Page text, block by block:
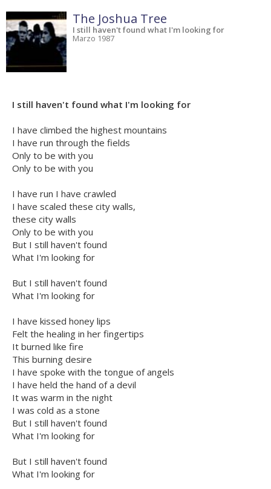
The Joshua Tree
I still haven't found what I'm looking for
Marzo 1987
I still haven't found what I'm looking for
I have climbed the highest mountains
I have run through the fields
Only to be with you
Only to be with you
I have run I have crawled
I have scaled these city walls,
these city walls
Only to be with you
But I still haven't found
What I'm looking for
But I still haven't found
What I'm looking for
I have kissed honey lips
Felt the healing in her fingertips
It burned like fire
This burning desire
I have spoke with the tongue of angels
I have held the hand of a devil
It was warm in the night
I was cold as a stone
But I still haven't found
What I'm looking for
But I still haven't found
What I'm looking for